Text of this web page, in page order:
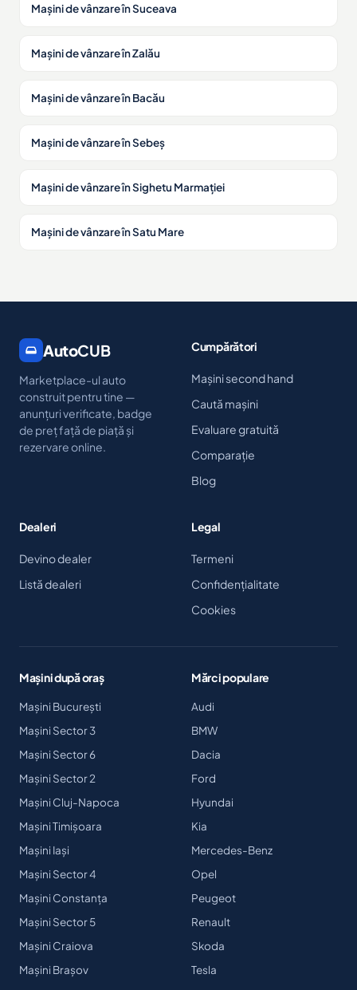
Mașini de vânzare în Suceava
Mașini de vânzare în Zalău
Mașini de vânzare în Bacău
Mașini de vânzare în Sebeș
Mașini de vânzare în Sighetu Marmației
Mașini de vânzare în Satu Mare
AutoCUB
Marketplace-ul auto
construit pentru tine —
anunțuri verificate, badge
de preț față de piață și
rezervare online.
Cumpărători
Mașini second hand
Caută mașini
Evaluare gratuită
Comparație
Blog
Dealeri
Devino dealer
Listă dealeri
Legal
Termeni
Confidențialitate
Cookies
Mașini după oraș
Mașini București
Mașini Sector 3
Mașini Sector 6
Mașini Sector 2
Mașini Cluj-Napoca
Mașini Timișoara
Mașini Iași
Mașini Sector 4
Mașini Constanța
Mașini Sector 5
Mașini Craiova
Mașini Brașov
Mărci populare
Audi
BMW
Dacia
Ford
Hyundai
Kia
Mercedes-Benz
Opel
Peugeot
Renault
Skoda
Tesla